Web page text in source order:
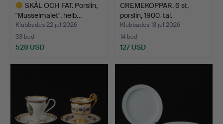
SKÅL OCH FAT. Porslin,
"Musselmalet", helb…
Klubbades 22 jul 2026
33 bud
528 USD
CREMEKOPPAR. 6 st,
porslin, 1900-tal.
Klubbades 13 jul 2026
14 bud
127 USD